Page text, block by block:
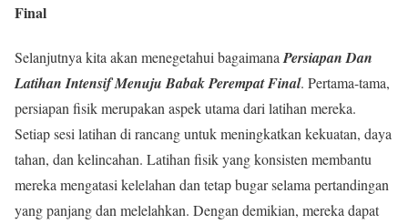
Final
Selanjutnya kita akan menegetahui bagaimana Persiapan Dan
Latihan Intensif Menuju Babak Perempat Final. Pertama-tama,
persiapan fisik merupakan aspek utama dari latihan mereka.
Setiap sesi latihan di rancang untuk meningkatkan kekuatan, daya
tahan, dan kelincahan. Latihan fisik yang konsisten membantu
mereka mengatasi kelelahan dan tetap bugar selama pertandingan
yang panjang dan melelahkan. Dengan demikian, mereka dapat